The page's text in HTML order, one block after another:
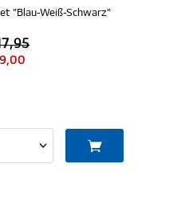
"Blau-Weiß-Schwarz"